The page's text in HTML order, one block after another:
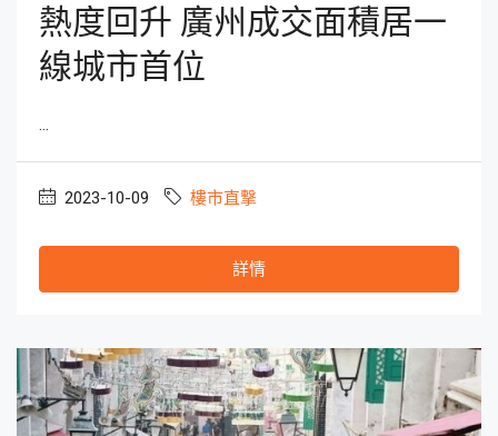
熱度回升 廣州成交面積居一
線城市首位
...
2023-10-09 樓市直撃
詳情